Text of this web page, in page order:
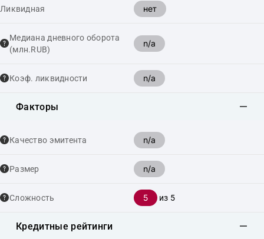
Ликвидная нет
Медиана дневного оборота
(млн.RUB)
n/a
Коэф. ликвидности n/a
Факторы
Качество эмитента n/a
Размер n/a
Сложность 5 из 5
Кредитные рейтинги